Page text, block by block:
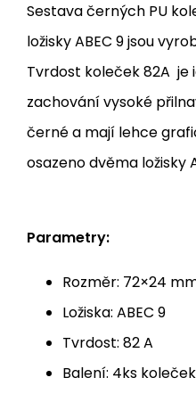
Sestava černých PU
ložisky ABEC 9 jsou
Tvrdost koleček 82A
zachování vysoké
černé a mají lehce
osazeno dvěma ložisky
Parametry:
Rozměr: 72×24
Ložiska: ABEC 9
Tvrdost: 82 A
Balení: 4ks